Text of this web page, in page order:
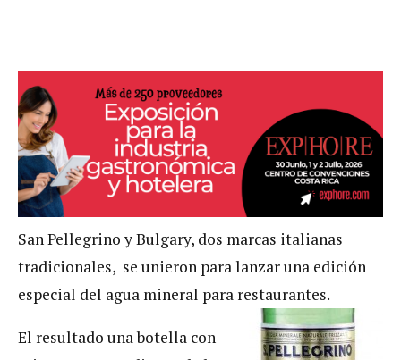
San Pellegrino y Bulgary, dos marcas italianas
tradicionales, se unieron para lanzar una edición
especial del agua mineral para restaurantes.
El resultado una botella con